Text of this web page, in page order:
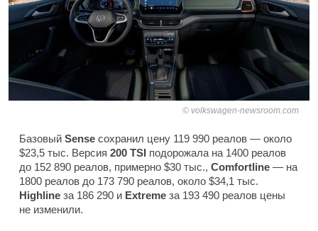
volkswagen-newsroom.com
Базовый Sense сохранил цену 119 990 реалов — около
$23,5 тыс. Версия 200 TSI подорожала на 1400 реалов
до 152 890 реалов, примерно $30 тыс., Comfortline — на
1800 реалов до 173 790 реалов, около $34,1 тыс.
Highline за 186 290 и Extreme за 193 490 реалов цены
не изменили.